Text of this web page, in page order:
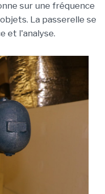
sur une fréquence
La passerelle se
et l'analyse.